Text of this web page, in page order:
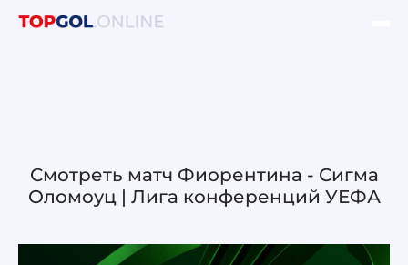
ОБЗОРЫ ЛЧ УЕФА
ОБЗОРЫ ЛЕ УЕФА
Смотреть матч Фиорентина - Сигма
Оломоуц | Лига конференций УЕФА